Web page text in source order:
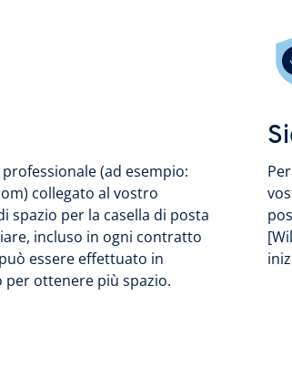
(ad esempio:
collegato al vostro
spazio per la casella di posta
incluso in ogni contratto
essere effettuato in
per ottenere più spazio.